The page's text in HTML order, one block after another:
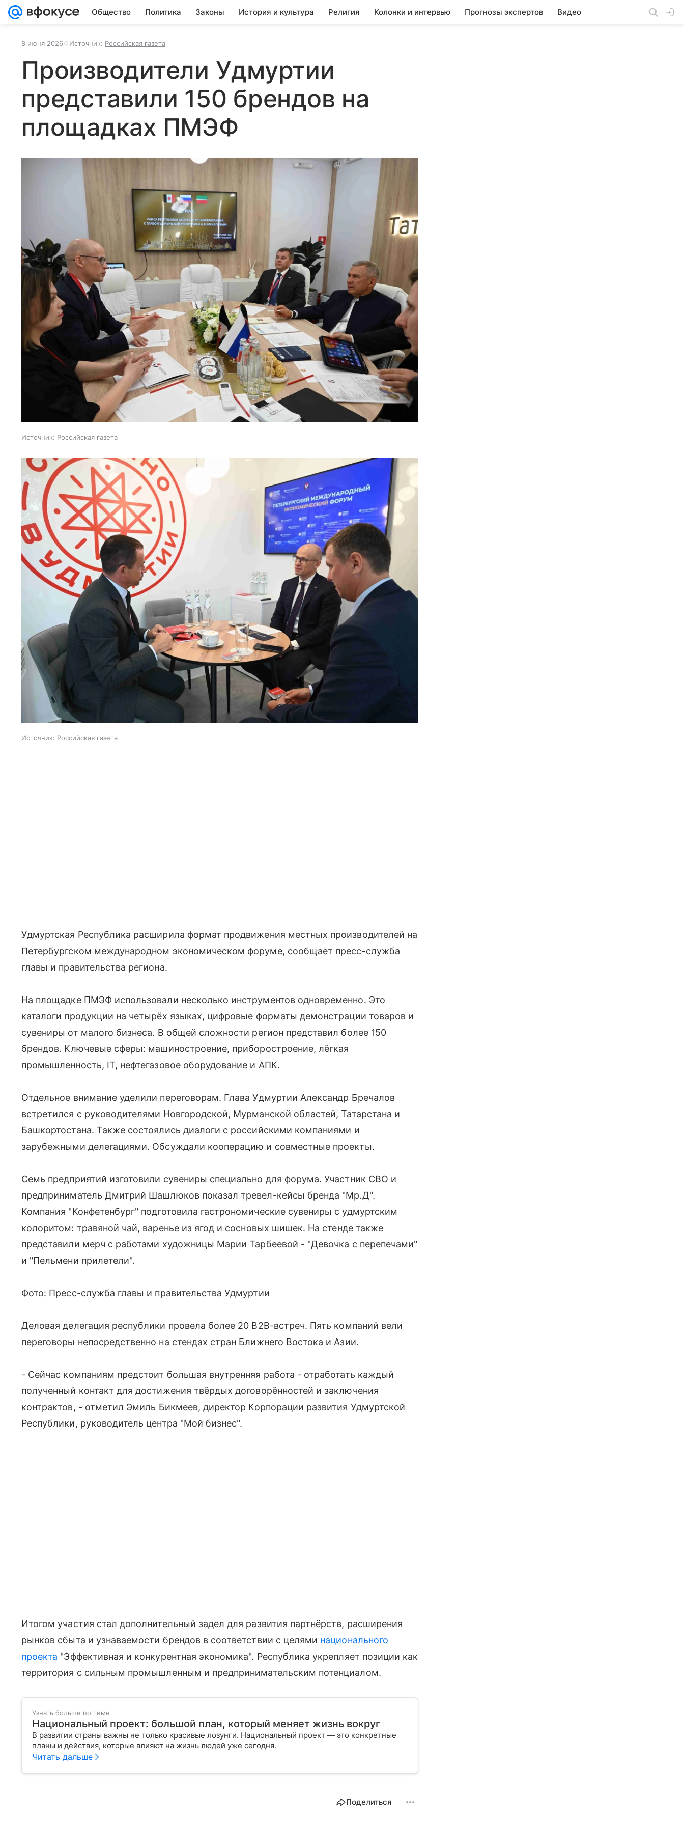
Общество Политика Законы История и культура Религия Колонки и интервью Прогнозы экспертов Видео
8 июня 2026 Источник: Российская газета
Производители Удмуртии
представили 150 брендов на
площадках ПМЭФ
Источник: Российская газета
Источник: Российская газета
Удмуртская Республика расширила формат продвижения местных производителей на
Петербургском международном экономическом форуме, сообщает пресс-служба
главы и правительства региона.
На площадке ПМЭФ использовали несколько инструментов одновременно. Это
каталоги продукции на четырёх языках, цифровые форматы демонстрации товаров и
сувениры от малого бизнеса. В общей сложности регион представил более 150
брендов. Ключевые сферы: машиностроение, приборостроение, лёгкая
промышленность, IT, нефтегазовое оборудование и АПК.
Отдельное внимание уделили переговорам. Глава Удмуртии Александр Бречалов
встретился с руководителями Новгородской, Мурманской областей, Татарстана и
Башкортостана. Также состоялись диалоги с российскими компаниями и
зарубежными делегациями. Обсуждали кооперацию и совместные проекты.
Семь предприятий изготовили сувениры специально для форума. Участник СВО и
предприниматель Дмитрий Шашлюков показал тревел-кейсы бренда "Мр.Д".
Компания "Конфетенбург" подготовила гастрономические сувениры с удмуртским
колоритом: травяной чай, варенье из ягод и сосновых шишек. На стенде также
представили мерч с работами художницы Марии Тарбеевой - "Девочка с перепечами"
и "Пельмени прилетели".
Фото: Пресс-служба главы и правительства Удмуртии
Деловая делегация республики провела более 20 B2B-встреч. Пять компаний вели
переговоры непосредственно на стендах стран Ближнего Востока и Азии.
- Сейчас компаниям предстоит большая внутренняя работа - отработать каждый
полученный контакт для достижения твёрдых договорённостей и заключения
контрактов, - отметил Эмиль Бикмеев, директор Корпорации развития Удмуртской
Республики, руководитель центра "Мой бизнес".
Итогом участия стал дополнительный задел для развития партнёрств, расширения
рынков сбыта и узнаваемости брендов в соответствии с целями национального
проекта "Эффективная и конкурентная экономика". Республика укрепляет позиции как
территория с сильным промышленным и предпринимательским потенциалом.
Узнать больше по теме
Национальный проект: большой план, который меняет жизнь вокруг
В развитии страны важны не только красивые лозунги. Национальный проект — это конкретные
планы и действия, которые влияют на жизнь людей уже сегодня.
Читать дальше
Поделиться